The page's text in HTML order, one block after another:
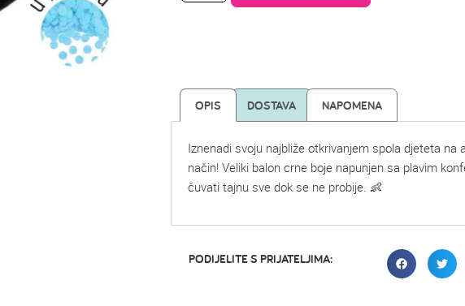
OPIS DOSTAVA NAPOMENA
Iznenadi svoju najbliže otkrivanjem spola djeteta na
način! Veliki balon crne boje napunjen sa plavim
čuvati tajnu sve dok se ne probije. 👶
PODIJELITE S PRIJATELJIMA: